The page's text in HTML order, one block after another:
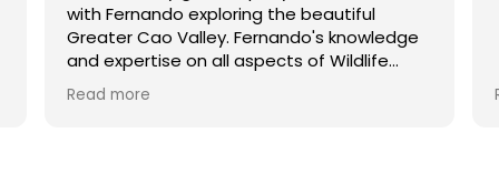
with Fernando exploring the beautiful
Greater Cao Valley. Fernando's knowledge
and expertise on all aspects of Wildlife
were second to none. His enthusiasm is
infectious and he made the trip a joy for
Read more